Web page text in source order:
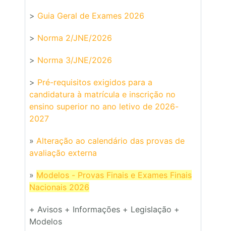
> Guia Geral de Exames 2026
> Norma 2/JNE/2026
> Norma 3/JNE/2026
> Pré-requisitos exigidos para a
candidatura à matrícula e inscrição no
ensino superior no ano letivo de 2026-
2027
» Alteração ao calendário das provas de
avaliação externa
» Modelos - Provas Finais e Exames Finais
Nacionais 2026
+ Avisos + Informações + Legislação +
Modelos